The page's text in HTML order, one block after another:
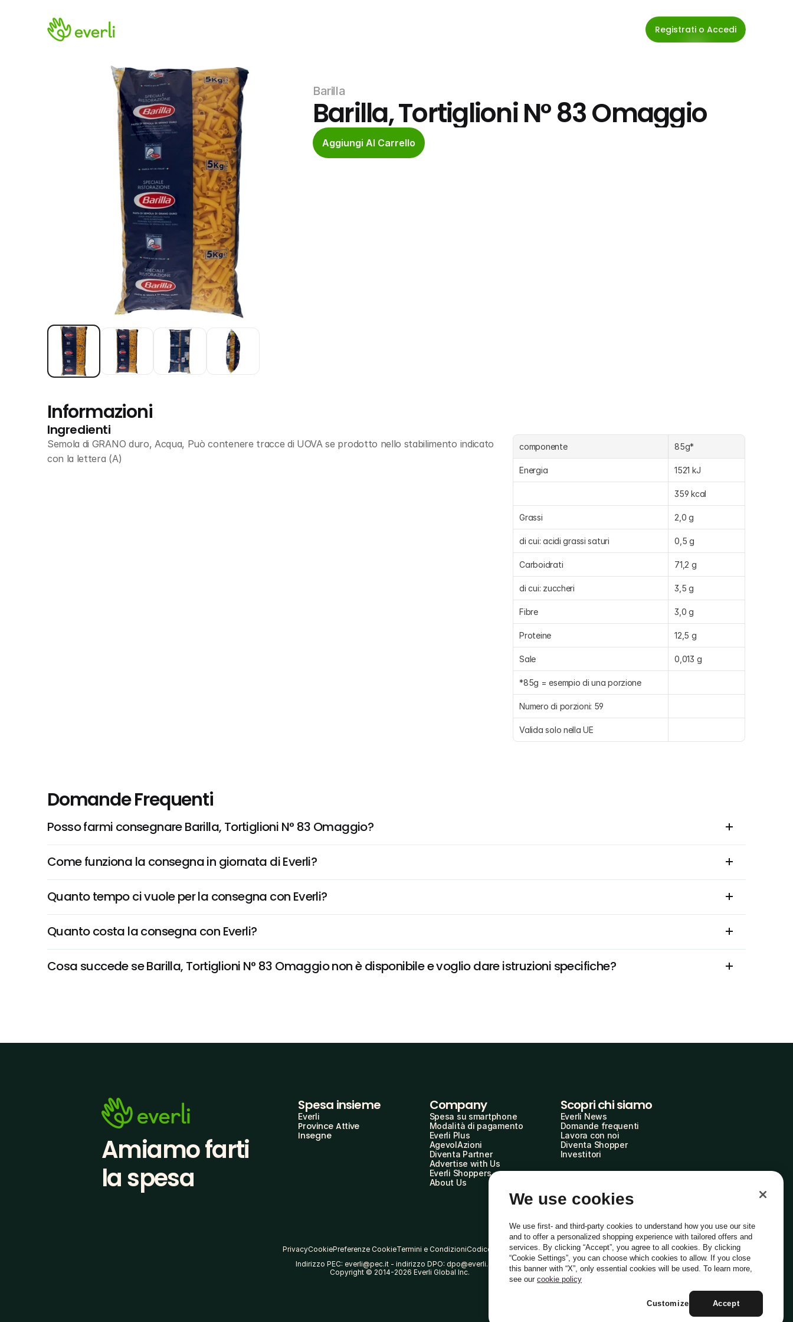
Registrati o Accedi
Barilla
Barilla, Tortiglioni N° 83 Omaggio
Aggiungi Al Carrello
Informazioni
Ingredienti
Semola di GRANO duro, Acqua, Può contenere tracce di UOVA se prodotto nello stabilimento indicato
con la lettera (A)
componente 85g*
Energia 1521 kJ
359 kcal
Grassi 2,0 g
di cui: acidi grassi saturi 0,5 g
Carboidrati 71,2 g
di cui: zuccheri 3,5 g
Fibre 3,0 g
Proteine 12,5 g
Sale 0,013 g
*85g = esempio di una porzione
Numero di porzioni: 59
Valida solo nella UE
Domande Frequenti
Posso farmi consegnare Barilla, Tortiglioni N° 83 Omaggio?
Come funziona la consegna in giornata di Everli?
Quanto tempo ci vuole per la consegna con Everli?
Quanto costa la consegna con Everli?
Cosa succede se Barilla, Tortiglioni N° 83 Omaggio non è disponibile e voglio dare istruzioni specifiche?
Amiamo farti
la spesa
Spesa insieme
Everli
Province Attive
Insegne
Company
Spesa su smartphone
Modalità di pagamento
Everli Plus
AgevolAzioni
Diventa Partner
Advertise with Us
Everli Shoppers
About Us
Scopri chi siamo
Everli News
Domande frequenti
Lavora con noi
Diventa Shopper
Investitori
PrivacyCookiePreferenze CookieTermini e CondizioniCodice Etico
Indirizzo PEC: everli@pec.it - indirizzo DPO: dpo@everli.com
Copyright © 2014-2026 Everli Global Inc.
Italiano
We use cookies
We use first- and third-party cookies to understand how you use our site
and to offer a personalized shopping experience with tailored offers and
services. By clicking “Accept”, you agree to all cookies. By clicking
“Cookie Settings”, you can choose which cookies to allow. If you close
this banner with “X”, only essential cookies will be used. To learn more,
see our cookie policy
Accept
Customize